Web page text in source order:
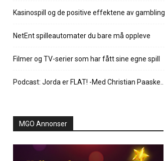
Kasinospill og de positive effektene av gambling
NetEnt spilleautomater du bare må oppleve
Filmer og TV-serier som har fått sine egne spill
Podcast: Jorda er FLAT! -Med Christian Paaske..
MGO Annonser